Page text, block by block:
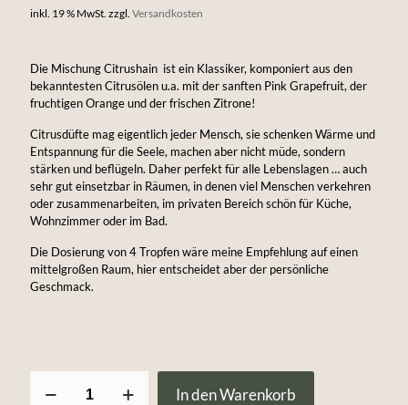
inkl. 19 % MwSt. zzgl. Versandkosten
Die Mischung Citrushain ist ein Klassiker, komponiert aus den
bekanntesten Citrusölen u.a. mit der sanften Pink Grapefruit, der
fruchtigen Orange und der frischen Zitrone!
Citrusdüfte mag eigentlich jeder Mensch, sie schenken Wärme und
Entspannung für die Seele, machen aber nicht müde, sondern
stärken und beflügeln. Daher perfekt für alle Lebenslagen … auch
sehr gut einsetzbar in Räumen, in denen viel Menschen verkehren
oder zusammenarbeiten, im privaten Bereich schön für Küche,
Wohnzimmer oder im Bad.
Die Dosierung von 4 Tropfen wäre meine Empfehlung auf einen
mittelgroßen Raum, hier entscheidet aber der persönliche
Geschmack.
Ölmischung
In den Warenkorb